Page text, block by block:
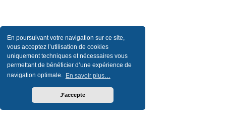
En poursuivant votre navigation sur ce site,
vous acceptez l’utilisation de cookies
uniquement techniques et nécessaires vous
permettant de bénéficier d’une expérience de
navigation optimale. En savoir plus…
J’accepte